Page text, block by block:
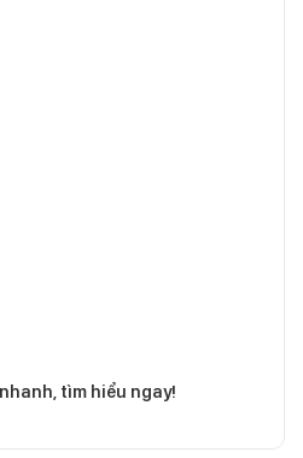
tìm hiểu ngay!